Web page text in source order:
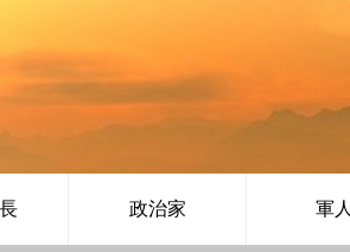
政治家 軍人